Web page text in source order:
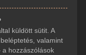
küldött sütit. A
valamint
hozzászólások